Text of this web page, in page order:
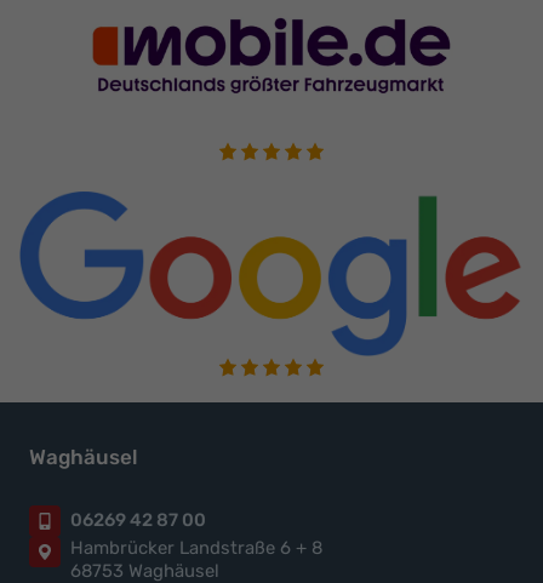
Waghäusel
06269 42 87 00
Hambrücker Landstraße 6 + 8
68753 Waghäusel